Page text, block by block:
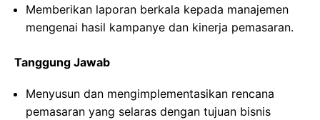
Memberikan laporan berkala kepada manajemen
mengenai hasil kampanye dan kinerja pemasaran.
Tanggung Jawab
Menyusun dan mengimplementasikan rencana
pemasaran yang selaras dengan tujuan bisnis